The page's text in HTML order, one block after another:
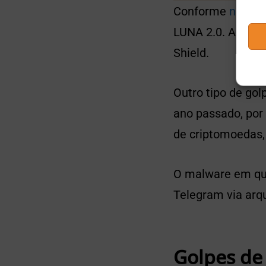
Conforme noticiou
LUNA 2.0. A
Shield.
Outro tipo de
ano passado,
de
O malware em
Telegram via
Golpes